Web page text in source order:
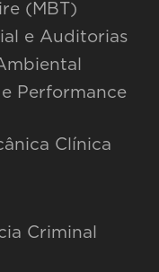
(MBT)
e Auditorias
Performance
Clínica
Criminal